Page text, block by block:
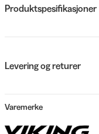
Produktspesifikasjoner
Levering og returer
Varemerke